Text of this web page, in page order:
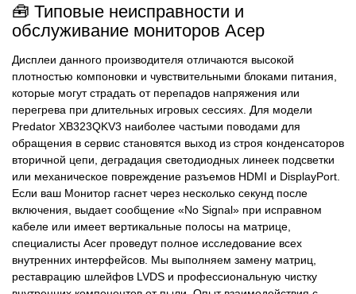
🧰 Типовые неисправности и
обслуживание мониторов Асер
Дисплеи данного производителя отличаются высокой
плотностью компоновки и чувствительными блоками питания,
которые могут страдать от перепадов напряжения или
перегрева при длительных игровых сессиях. Для модели
Predator XB323QKV3 наиболее частыми поводами для
обращения в сервис становятся выход из строя конденсаторов
вторичной цепи, деградация светодиодных линеек подсветки
или механическое повреждение разъемов HDMI и DisplayPort.
Если ваш Монитор гаснет через несколько секунд после
включения, выдает сообщение «No Signal» при исправном
кабеле или имеет вертикальные полосы на матрице,
специалисты Acer проведут полное исследование всех
внутренних интерфейсов. Мы выполняем замену матриц,
реставрацию шлейфов LVDS и профессиональную чистку